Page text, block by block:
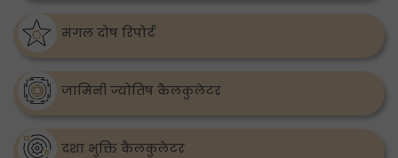
मंगल दोष रिपोर्ट
जामिनी ज्योतिष कैलकुलेटर
दशा भुक्ति कैलकुलेटर